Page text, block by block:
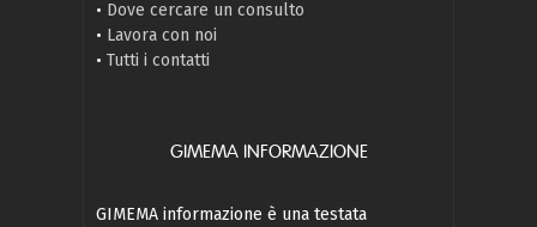
• Dove cercare un consulto
• Lavora con noi
• Tutti i contatti
GIMEMA INFORMAZIONE
GIMEMA informazione è una testata